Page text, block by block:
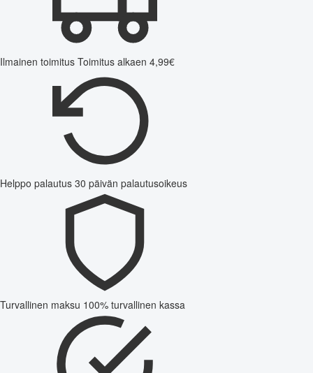
Ilmainen toimitus Toimitus alkaen 4,99€
Helppo palautus 30 päivän palautusoikeus
Turvallinen maksu 100% turvallinen kassa